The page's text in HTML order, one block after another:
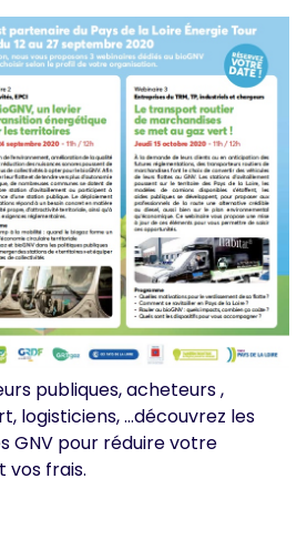
publiques, acheteurs ,
logisticiens, …découvrez les
GNV pour réduire votre
frais.